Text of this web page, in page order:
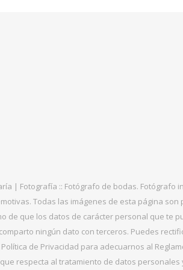
| Fotografía :: Fotógrafo de bodas.
Todas las imágenes de esta página
de que los datos de carácter personal que
ningún dato con terceros. Puedes
de Privacidad para adecuarnos al
que respecta al tratamiento de datos personales